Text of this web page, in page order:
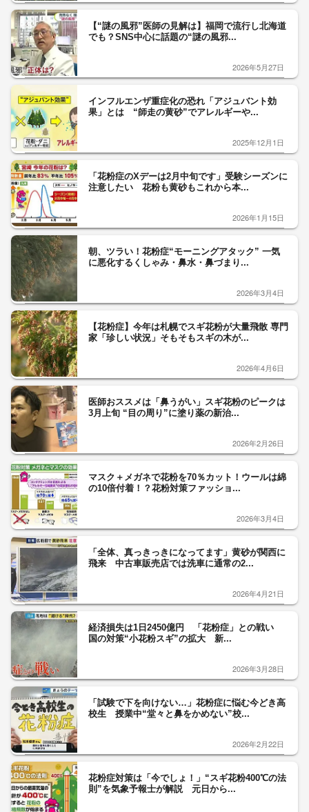
【“謎の風邪”医師の見解は】福岡で流行し北海道
でも？SNS中心に話題の“謎の風邪...
2026年5月27日
インフルエンザ重症化の恐れ「アジュバント効
果」とは “師走の黄砂”でアレルギーや...
2025年12月1日
「花粉症のXデーは2月中旬です」受験シーズンに
注意したい 花粉も黄砂もこれから本...
2026年1月15日
朝、ツラい！花粉症“モーニングアタック” 一気
に悪化するくしゃみ・鼻水・鼻づまり...
2026年3月4日
【花粉症】今年は札幌でスギ花粉が大量飛散 専門
家「珍しい状況」そもそもスギの木が...
2026年4月6日
医師おススメは「鼻うがい」スギ花粉のピークは
3月上旬 “目の周り”に塗り薬の新治...
2026年2月26日
マスク＋メガネで花粉を70％カット！ウールは綿
の10倍付着！？花粉対策ファッショ...
2026年3月4日
「全体、真っきっきになってます」黄砂が関西に
飛来 中古車販売店では洗車に通常の2...
2026年4月21日
経済損失は1日2450億円 「花粉症」との戦い
国の対策“小花粉スギ”の拡大 新...
2026年3月28日
「試験で下を向けない…」花粉症に悩む今どき高
校生 授業中“堂々と鼻をかめない”校...
2026年2月22日
花粉症対策は「今でしょ！」“スギ花粉400℃の法
則”を気象予報士が解説 元日から...